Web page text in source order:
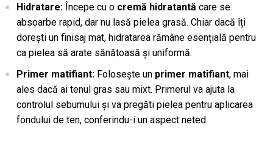
Hidratare:Începe cu o cremă hidratantă care se
absoarbe rapid, dar nu lasă pielea grasă. Chiar dacă îți
dorești un finisaj mat, hidratarea rămâne esențială pentru
ca pielea să arate sănătoasă și uniformă.
Primer matifiant:Folosește un primer matifiant, mai
ales dacă ai tenul gras sau mixt. Primerul va ajuta la
controlul sebumului și va pregăti pielea pentru aplicarea
fondului de ten, conferindu-i un aspect neted.